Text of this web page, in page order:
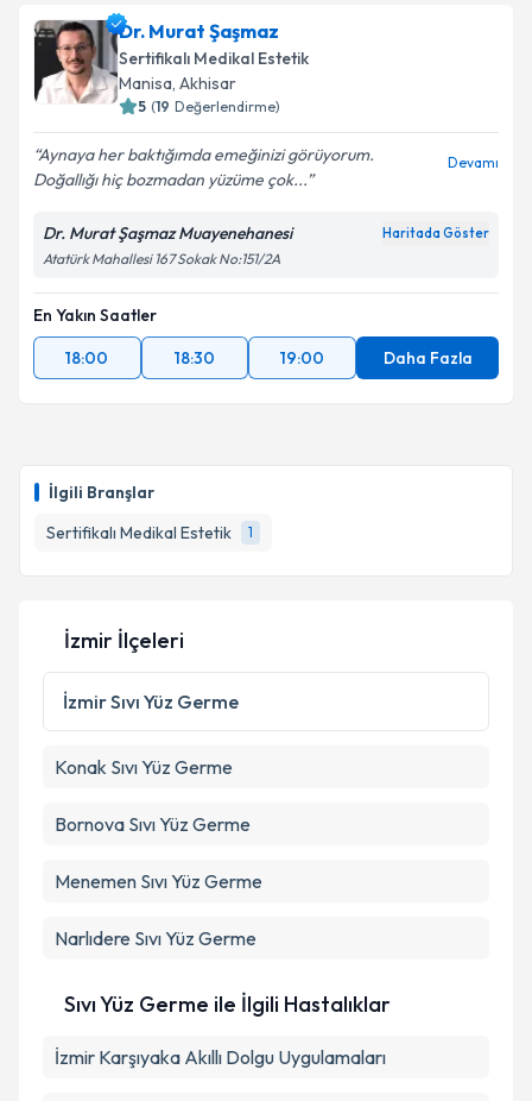
İlgili Branşlar
Sertifikalı Medikal Estetik
1
Dr. Murat Şaşmaz
Sertifikalı Medikal Estetik
Manisa, Akhisar
5 (19 Değerlendirme)
Aynaya her baktığımda emeğinizi görüyorum.
Doğallığı hiç bozmadan yüzüme çok...
Devamı
Dr. Murat Şaşmaz Muayenehanesi Haritada Göster
Atatürk Mahallesi 167 Sokak No:151/2A
En Yakın Saatler
18:00
18:30 19:00 Daha Fazla
İzmir İlçeleri
İzmirSıvı Yüz Germe
Konak Sıvı Yüz Germe
Bornova Sıvı Yüz Germe
Menemen Sıvı Yüz Germe
Narlıdere Sıvı Yüz Germe
Sıvı Yüz Germe ile İlgili Hastalıklar
İzmir Karşıyaka Akıllı Dolgu Uygulamaları